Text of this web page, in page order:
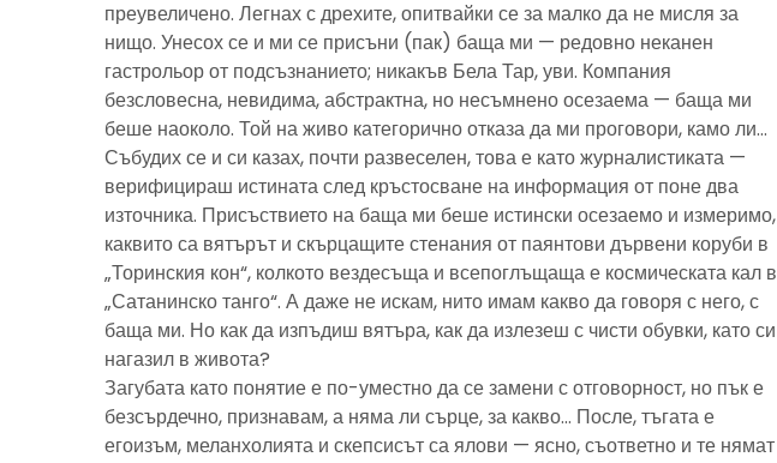
преувеличено. Легнах с дрехите, опитвайки се за малко да не мисля за
нищо. Унесох се и ми се присъни (пак) баща ми — редовно неканен
гастрольор от подсъзнанието; никакъв Бела Тар, уви. Компания
безсловесна, невидима, абстрактна, но несъмнено осезаема — баща ми
беше наоколо. Той на живо категорично отказа да ми проговори, камо ли…
Събудих се и си казах, почти развеселен, това е като журналистиката —
верифицираш истината след кръстосване на информация от поне два
източника. Присъствието на баща ми беше истински осезаемо и измеримо,
каквито са вятърът и скърцащите стенания от паянтови дървени коруби в
„Торинския кон“, колкото вездесъща и всепоглъщаща е космическата кал в
„Сатанинско танго“. А даже не искам, нито имам какво да говоря с него, с
баща ми. Но как да изпъдиш вятъра, как да излезеш с чисти обувки, като си
нагазил в живота?
Загубата като понятие е по-уместно да се замени с отговорност, но пък е
безсърдечно, признавам, а няма ли сърце, за какво… После, тъгата е
егоизъм, меланхолията и скепсисът са ялови — ясно, съответно и те нямат